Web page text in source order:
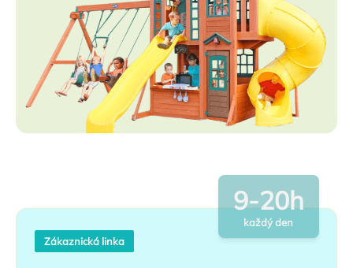
Zákaznická linka
9-20h
každý den